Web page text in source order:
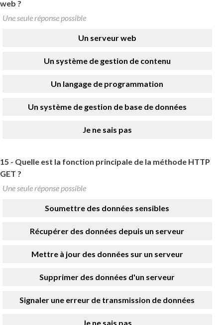
web ?
Une seule réponse possible
Un serveur web
Un système de gestion de contenu
Un langage de programmation
Un système de gestion de base de données
Je ne sais pas
15 - Quelle est la fonction principale de la méthode HTTP
GET ?
Une seule réponse possible
Soumettre des données sensibles
Récupérer des données depuis un serveur
Mettre à jour des données sur un serveur
Supprimer des données d'un serveur
Signaler une erreur de transmission de données
Je ne sais pas